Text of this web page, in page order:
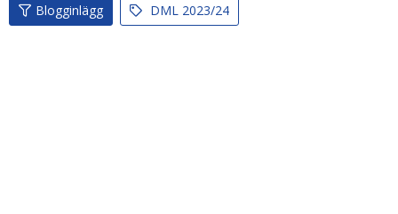
Blogginlägg DML 2023/24